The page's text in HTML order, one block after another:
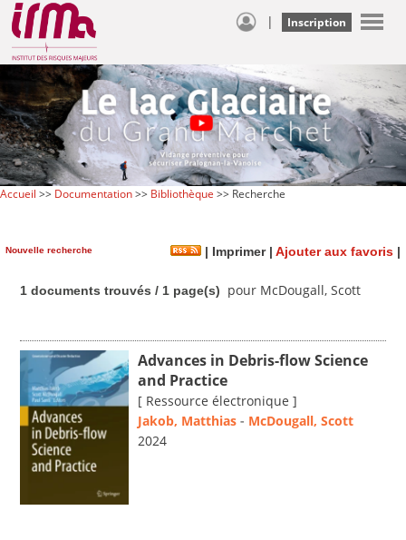
| Inscription
Accueil >> Documentation>> Bibliothèque >> Recherche
Nouvelle recherche | Imprimer| Ajouter aux favoris |
1 documents trouvés / 1 page(s) pour McDougall, Scott
Advances in Debris-flow Science
and Practice
[ Ressource électronique ]
Jakob, Matthias - McDougall, Scott
2024